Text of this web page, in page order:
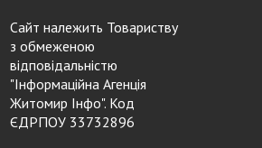
Сайт належить Товариству
з обмеженою
відповідальністю
"Інформаційна Агенція
Житомир Інфо". Код
ЄДРПОУ 33732896